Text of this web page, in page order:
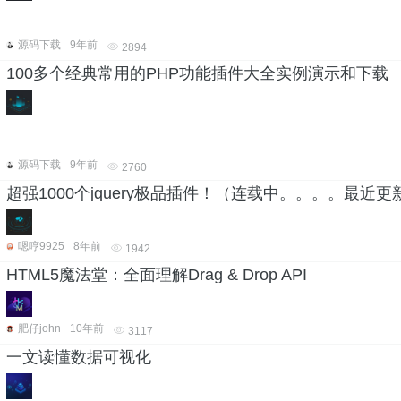
源码下载
9年前 2894
100多个经典常用的PHP功能插件大全实例演示和下载
源码下载
9年前 2760
超强1000个jquery极品插件！（连载中。。。。最近更
嗯哼9925
8年前 1942
HTML5魔法堂：全面理解Drag & Drop API
肥仔john
10年前 3117
一文读懂数据可视化